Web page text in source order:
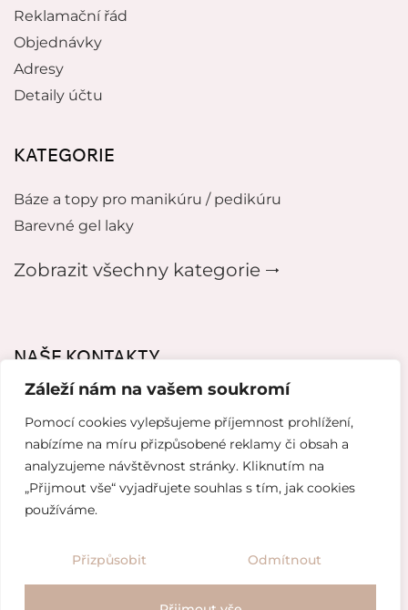
Záleží nám na vašem soukromí
Pomocí cookies vylepšujeme příjemnost prohlížení,
nabízíme na míru přizpůsobené reklamy či obsah a
analyzujeme návštěvnost stránky. Kliknutím na
„Přijmout vše“ vyjadřujete souhlas s tím, jak cookies
používáme.
Přizpůsobit Odmítnout
Reklamační řád
Objednávky
Adresy
Detaily účtu
KATEGORIE
Báze a topy pro manikúru / pedikúru
Barevné gel laky
Zobrazit všechny kategorie 🠂
NAŠE KONTAKTY
mikeladzebeauty@gmail.com
+420 776627318
U Pergamenky 12, Praha 7